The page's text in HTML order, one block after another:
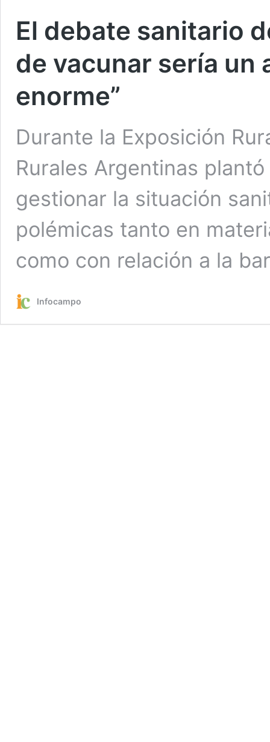
El debate sanitario
de vacunar sería
enorme”
Durante la Exposición
Rurales Argentinas
gestionar la situación
polémicas tanto en
como con relación a la
Infocampo